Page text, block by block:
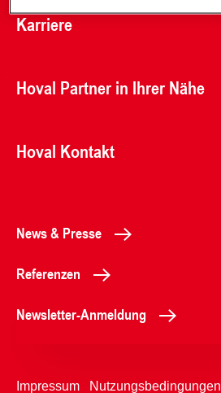
Karriere
Hoval Partner in Ihrer Nähe
Hoval Kontakt
News & Presse
Referenzen
Newsletter-Anmeldung
Impressum Nutzungsbedingungen